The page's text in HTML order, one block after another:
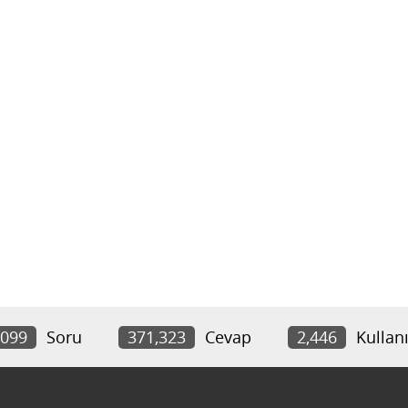
Soru 371,323 Cevap 2,446